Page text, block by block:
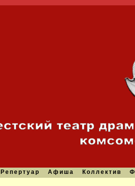
Репертуар Афиша Коллектив